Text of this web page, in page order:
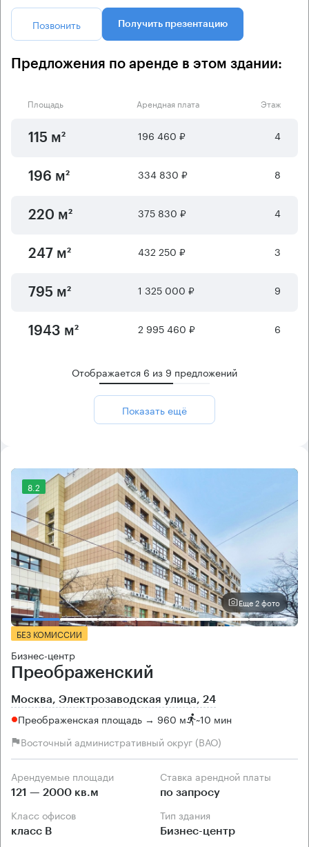
Позвонить Получить презентацию
Предложения по аренде в этом здании:
Площадь Арендная плата Этаж
115 м² 196 460 ₽ 4
196 м² 334 830 ₽ 8
220 м² 375 830 ₽ 4
247 м² 432 250 ₽ 3
795 м² 1 325 000 ₽ 9
1943 м² 2 995 460 ₽ 6
Отображается 6 из 9 предложений
Показать ещё
8.2
Еще 2 фото
БЕЗ КОМИССИИ
Бизнес-центр
Преображенский
Москва, Электрозаводская улица, 24
Преображенская площадь → 960 м ~10 мин
Восточный административный округ (ВАО)
Арендуемые площади
121 — 2000 кв.м
Ставка арендной платы
по запросу
Класс офисов
класс B
Тип здания
Бизнес-центр